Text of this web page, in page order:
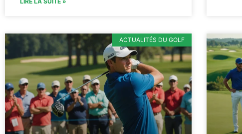
ACTUALITÉS DU GOLF